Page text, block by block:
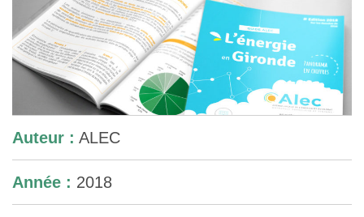
Auteur : ALEC
Année : 2018